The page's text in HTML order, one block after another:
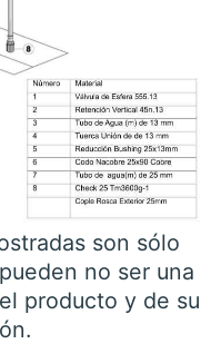
son sólo
no ser una
producto y de su